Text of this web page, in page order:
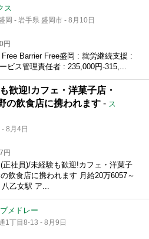
ス
岡 - 岩手県 盛岡市 - 8月10日
円
Barrier Free盛岡 : 就労継続支援 :
ビス管理責任者 : 235,000円-315,...
歓迎!カフェ・洋菓子店・
の飲食店に携われます - ス
8月4日
円
正社員)/未経験も歓迎!カフェ・洋菓子
飲食店に携われます 月給20万6057～
乙女駅 ア...
メドレー
1丁目8-13 - 8月9日